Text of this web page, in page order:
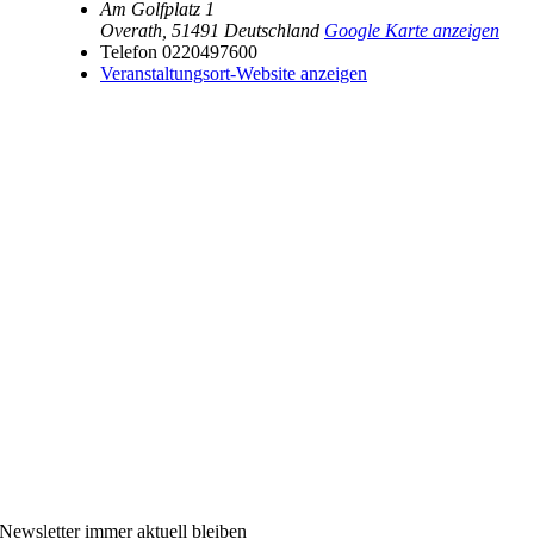
Am Golfplatz 1
Overath 51491 Deutschland Google Karte anzeigen
Telefon 0220497600
Veranstaltungsort-Website anzeigen
Newsletter immer aktuell bleiben